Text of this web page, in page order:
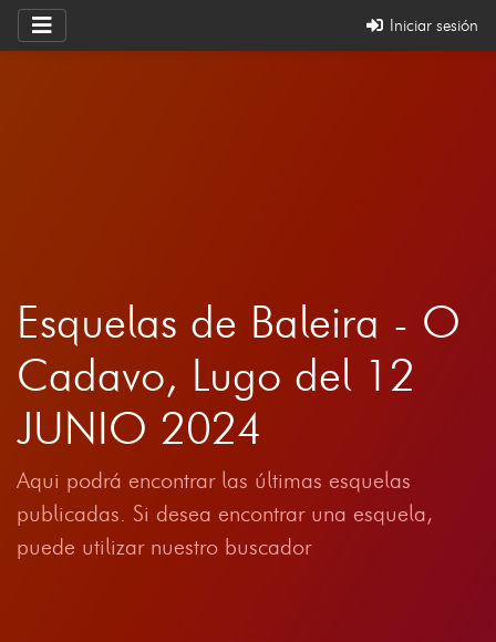
Iniciar sesión
Esquelas de Baleira - O
Cadavo, Lugo del 12
JUNIO 2024
Aqui podrá encontrar las últimas esquelas
publicadas. Si desea encontrar una esquela,
puede utilizar nuestro buscador